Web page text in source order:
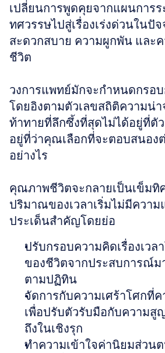
เปลี่ยนการพูดคุยจากแผนการร
ทศวรรษไปสู่เรื่องเร่งด่วนในปั
สะดวกสบาย ความผูกพัน และ
ชีวิต
วงการแพทย์มักจะกำหนดกรอ
โดยอิงตามตัวเลขสถิติความน่
ท้าทายที่ลึกซึ้งที่สุดไม่ได้อยู่ที่ตั
อยู่ที่ว่าคุณเลือกที่จะตอบสนอง
อย่างไร
คุณภาพชีวิตจะกลายเป็นเข็มทิ
ปริมาณของเวลาเริ่มไม่มีควา
ประเด็นสำคัญโดยย่อ
ปรับกรอบความคิดเรื่องเว
ของชีวิตจากประสบการณ์ม
ตามปฏิทิน
จัดการกับความเศร้าโศกที่
เพื่อปรับตัวรับมือกับความสู
ถึงในเชิงรุก
ทำความเข้าใจค่านิยมส่วน